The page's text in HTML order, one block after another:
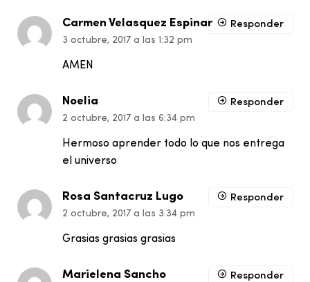
Carmen Velasquez Espinar
3 octubre, 2017 a las 1:32 pm
AMEN
Responder
Noelia
2 octubre, 2017 a las 6:34 pm
Hermoso aprender todo lo que nos entrega
el universo
Responder
Rosa Santacruz Lugo
2 octubre, 2017 a las 3:34 pm
Grasias grasias grasias
Responder
Marielena Sancho Responder